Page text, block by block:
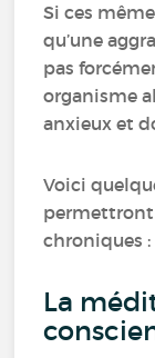
Si ces
qu’une
pas
organisme
anxieux et
Voici
permettront
chroniques :
La